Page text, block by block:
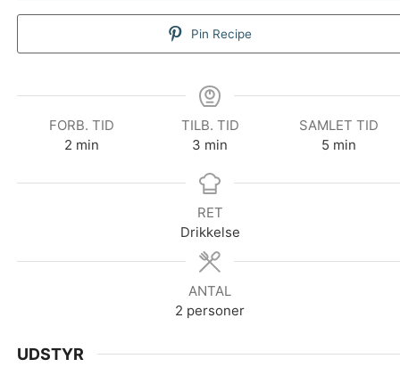
Pin Recipe
FORB. TID
2minutter
min
TILB. TID
3 minutter
min
SAMLET TID
5minutter
min
RET
Drikkelse
ANTAL
2 personer
UDSTYR